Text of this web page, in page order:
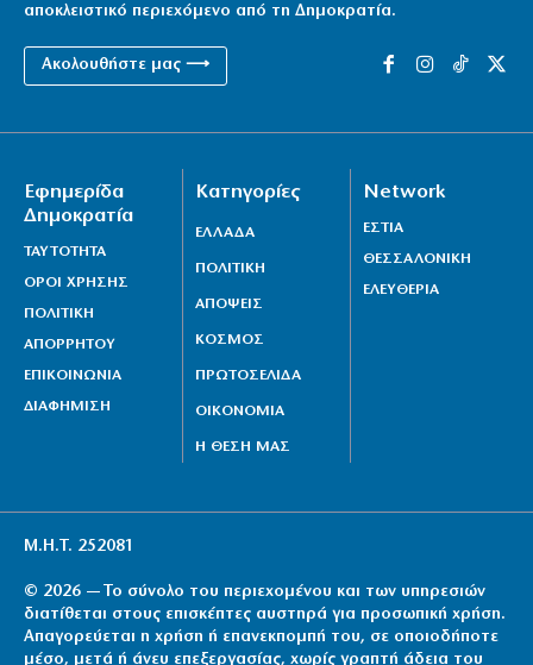
αποκλειστικό περιεχόμενο από τη Δημοκρατία.
Ακολουθήστε μας ⟶
Εφημερίδα
Δημοκρατία
ΤΑΥΤΟΤΗΤΑ
ΟΡΟΙ ΧΡΗΣΗΣ
ΠΟΛΙΤΙΚΗ
ΑΠΟΡΡΗΤΟΥ
ΕΠΙΚΟΙΝΩΝΙΑ
ΔΙΑΦΗΜΙΣΗ
Κατηγορίες
ΕΛΛΑΔΑ
ΠΟΛΙΤΙΚΗ
ΑΠΟΨΕΙΣ
ΚΟΣΜΟΣ
ΠΡΩΤΟΣΕΛΙΔΑ
ΟΙΚΟΝΟΜΙΑ
Η ΘΕΣΗ ΜΑΣ
Network
ΕΣΤΙΑ
ΘΕΣΣΑΛΟΝΙΚΗ
ΕΛΕΥΘΕΡΙΑ
Μ.Η.Τ. 252081
© 2026 — Το σύνολο του περιεχομένου και των υπηρεσιών
διατίθεται στους επισκέπτες αυστηρά για προσωπική χρήση.
Απαγορεύεται η χρήση ή επανεκπομπή του, σε οποιοδήποτε
μέσο, μετά ή άνευ επεξεργασίας, χωρίς γραπτή άδεια του